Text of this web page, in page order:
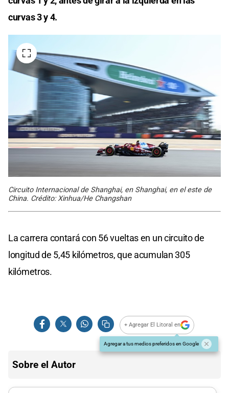
curvas 3 y 4.
Circuito Internacional de Shanghai, en Shanghai, en el este de
China. Crédito: Xinhua/He Changshan
La carrera contará con 56 vueltas en un circuito de
longitud de 5,45 kilómetros, que acumulan 305
kilómetros.
+ Agregar El Litoral en
Agregar a tus medios preferidos en Google
Sobre el Autor